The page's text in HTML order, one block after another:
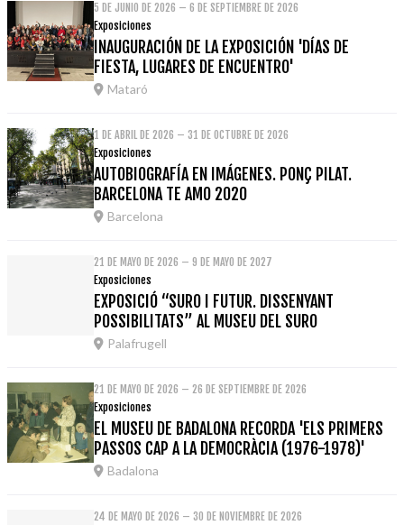
5 DE JUNIO DE 2026 – 6 DE SEPTIEMBRE DE 2026
Exposiciones
INAUGURACIÓN DE LA EXPOSICIÓN 'DÍAS DE
FIESTA, LUGARES DE ENCUENTRO'
Mataró
1 DE ABRIL DE 2026 – 31 DE OCTUBRE DE 2026
Exposiciones
AUTOBIOGRAFÍA EN IMÁGENES. PONÇ PILAT.
BARCELONA TE AMO 2020
Barcelona
21 DE MAYO DE 2026 – 9 DE MAYO DE 2027
Exposiciones
EXPOSICIÓ “SURO I FUTUR. DISSENYANT
POSSIBILITATS” AL MUSEU DEL SURO
Palafrugell
21 DE MAYO DE 2026 – 26 DE SEPTIEMBRE DE 2026
Exposiciones
EL MUSEU DE BADALONA RECORDA 'ELS PRIMERS
PASSOS CAP A LA DEMOCRÀCIA (1976-1978)'
Badalona
24 DE MAYO DE 2026 – 30 DE NOVIEMBRE DE 2026